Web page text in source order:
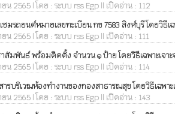
2565 | โดย : ระบบ rss Egp || เปิดอ่าน : 112
มรถยนต์หมายเลขทะเบียน กข 7583 สิงห์บุรี โดยวิธีเฉ
2565 | โดย : ระบบ rss Egp || เปิดอ่าน : 111
สัมพันธ์ พร้อมติดตั้ง จำนวน ๑ ป้าย โดยวิธีเฉพาะเจา
2565 | โดย : ระบบ rss Egp || เปิดอ่าน : 114
รบริเวณห้องทำงานของกองสาธารณสุข โดยวิธีเฉพาะ
2565 | โดย : ระบบ rss Egp || เปิดอ่าน : 143